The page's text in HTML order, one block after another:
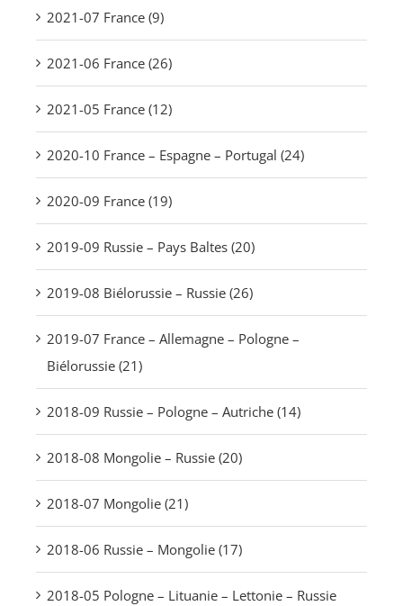
2021-07 France (9)
2021-06 France (26)
2021-05 France (12)
2020-10 France – Espagne – Portugal (24)
2020-09 France (19)
2019-09 Russie – Pays Baltes (20)
2019-08 Biélorussie – Russie (26)
2019-07 France – Allemagne – Pologne –
Biélorussie (21)
2018-09 Russie – Pologne – Autriche (14)
2018-08 Mongolie – Russie (20)
2018-07 Mongolie (21)
2018-06 Russie – Mongolie (17)
2018-05 Pologne – Lituanie – Lettonie – Russie